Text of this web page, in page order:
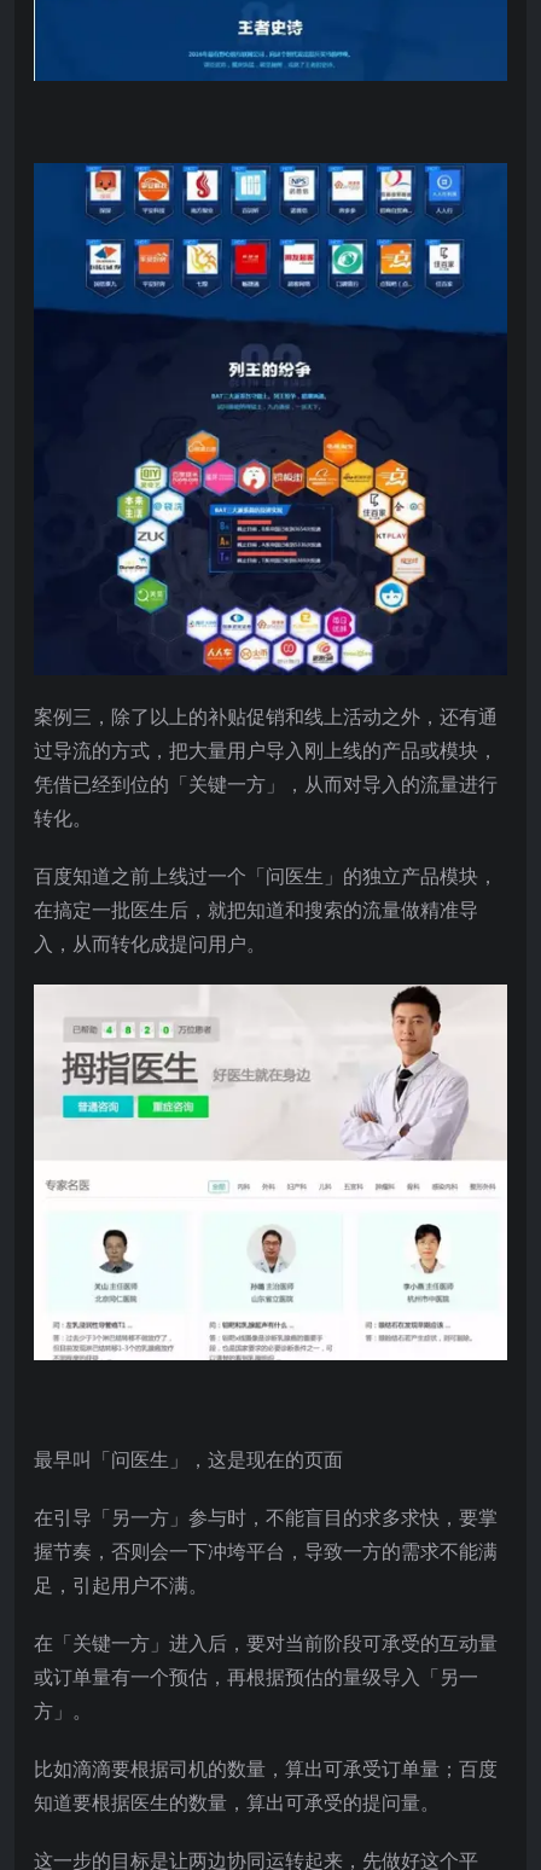
案例三，除了以上的补贴促销和线上活动之外，还有通
过导流的方式，把大量用户导入刚上线的产品或模块，
凭借已经到位的「关键一方」，从而对导入的流量进行
转化。
百度知道之前上线过一个「问医生」的独立产品模块，
在搞定一批医生后，就把知道和搜索的流量做精准导
入，从而转化成提问用户。
最早叫「问医生」，这是现在的页面
在引导「另一方」参与时，不能盲目的求多求快，要掌
握节奏，否则会一下冲垮平台，导致一方的需求不能满
足，引起用户不满。
在「关键一方」进入后，要对当前阶段可承受的互动量
或订单量有一个预估，再根据预估的量级导入「另一
方」。
比如滴滴要根据司机的数量，算出可承受订单量；百度
知道要根据医生的数量，算出可承受的提问量。
这一步的目标是让两边协同运转起来，先做好这个平